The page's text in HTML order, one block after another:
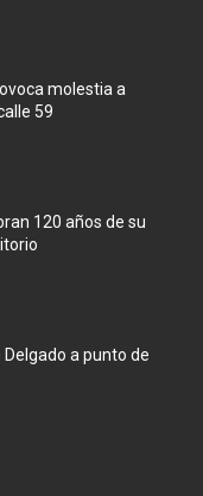
molestia a
59
120 años de su
a punto de